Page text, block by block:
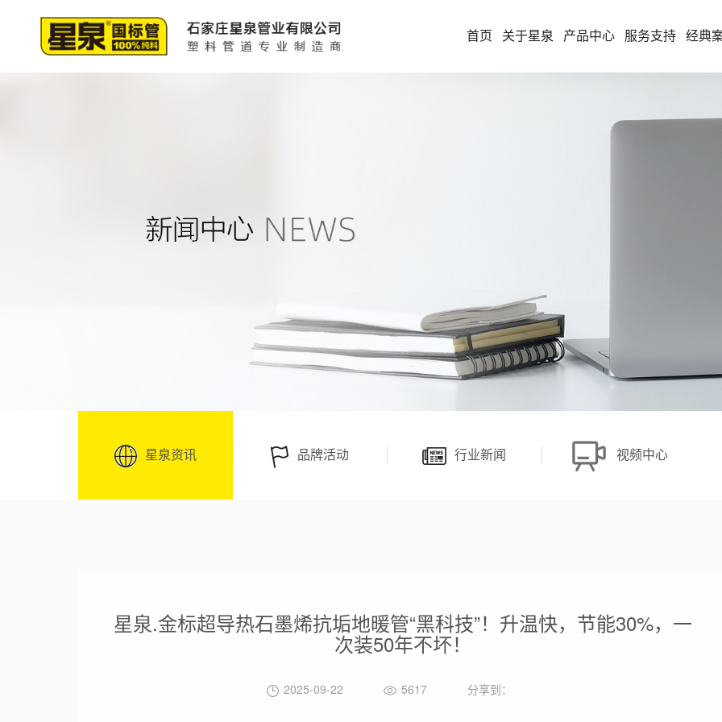
首页 关于星泉 产品中心 服务支持 经典
星泉资讯 品牌活动 行业新闻 视频中心
星泉.金标超导热石墨烯抗垢地暖管“黑科技”！升温快，节能30%，一
次装50年不坏！
2025-09-22 5617 分享到：